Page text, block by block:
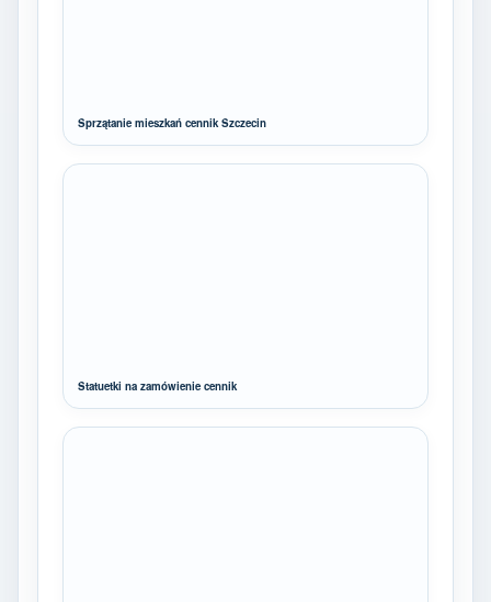
Sprzątanie mieszkań cennik Szczecin
Statuetki na zamówienie cennik